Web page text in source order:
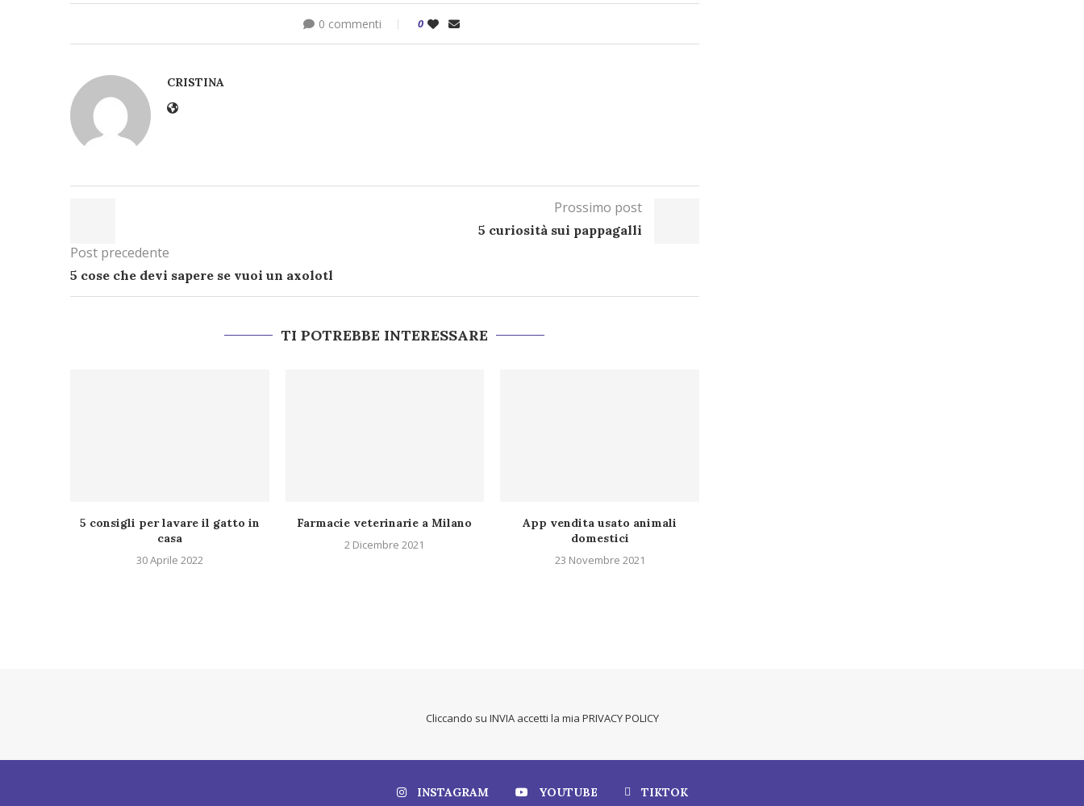
0 commenti 0
CRISTINA
Post precedente
5 cose che devi sapere se vuoi un axolotl
Prossimo post
5 curiosità sui pappagalli
TI POTREBBE INTERESSARE
5 consigli per lavare il gatto in
casa
30 Aprile 2022
Farmacie veterinarie a Milano
2 Dicembre 2021
App vendita usato animali
domestici
23 Novembre 2021
Cliccando su INVIA accetti la mia PRIVACY POLICY
INSTAGRAM YOUTUBE TIKTOK